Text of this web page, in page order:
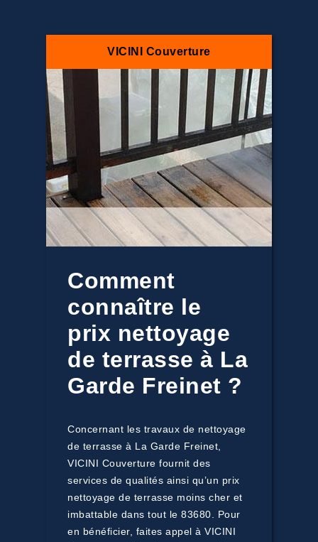
VICINI Couverture
Comment
connaître le
prix nettoyage
de terrasse à La
Garde Freinet ?
Concernant les travaux de nettoyage
de terrasse à La Garde Freinet,
VICINI Couverture fournit des
services de qualités ainsi qu’un prix
nettoyage de terrasse moins cher et
imbattable dans tout le 83680. Pour
en bénéficier, faites appel à VICINI